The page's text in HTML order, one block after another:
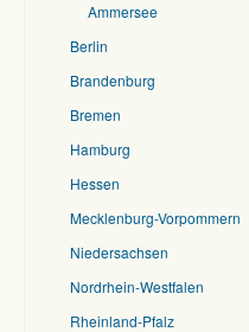
Ammersee
Berlin
Brandenburg
Bremen
Hamburg
Hessen
Mecklenburg-Vorpommern
Niedersachsen
Nordrhein-Westfalen
Rheinland-Pfalz